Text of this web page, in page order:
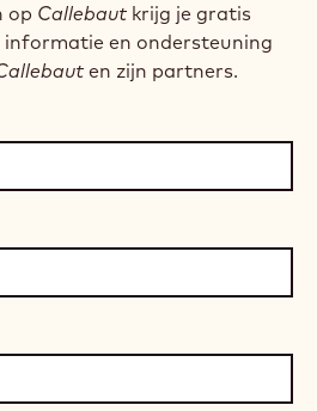
op Callebaut krijg je gratis
en ondersteuning
en zijn partners.